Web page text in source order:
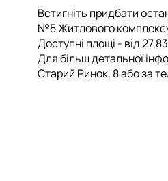
Встигніть придбати
№5 Житлового
Доступні площі - від
Для більш детальної
Старий Ринок, 8 або за